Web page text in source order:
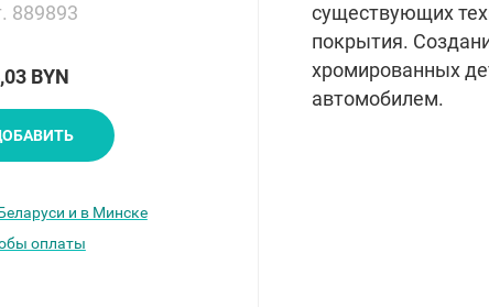
889893
BYN
и в Минске
оплаты
существующих
покрытия.
хромированных
автомобилем.